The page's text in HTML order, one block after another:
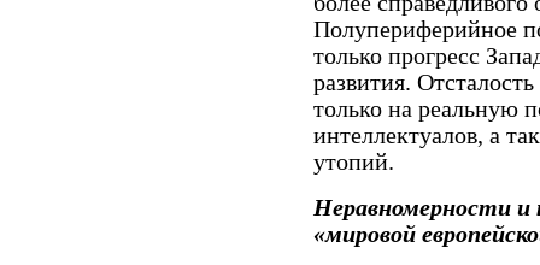
Полупериферийное
только прогресс
развития.
только на реальную
интеллектуалов, а
утопий.
Неравномерности и
«мировой